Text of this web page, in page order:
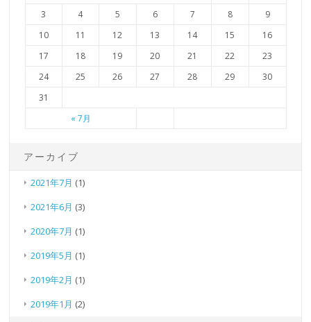
« 7月
3
4 5 6 7 8
9
10
11 12 13 14 15
16
17
18 19 20 21 22
23
24
25 26 27 28 29
30
31
アーカイブ
2021年7月 (1)
2021年6月 (3)
2020年7月 (1)
2019年5月 (1)
2019年2月 (1)
2019年1月 (2)